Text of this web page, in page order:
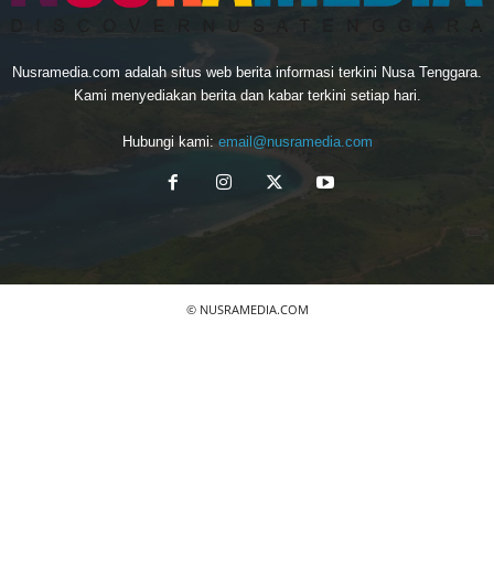
Nusramedia.com adalah situs web berita informasi terkini Nusa Tenggara.
Kami menyediakan berita dan kabar terkini setiap hari.
Hubungi kami: email@nusramedia.com
© NUSRAMEDIA.COM